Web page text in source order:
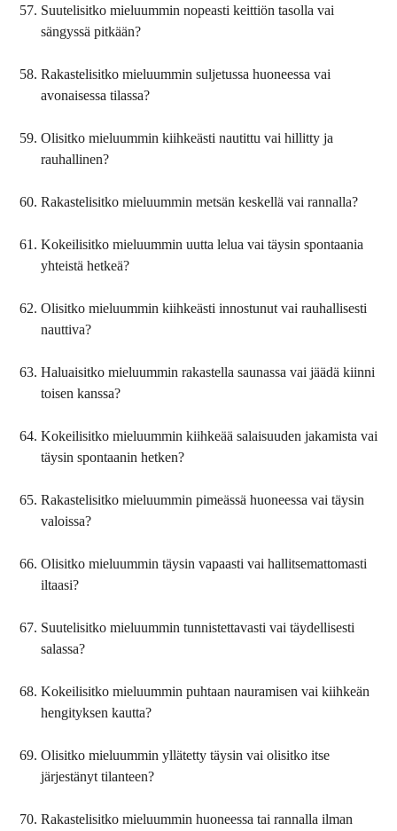
Suutelisitko mieluummin nopeasti keittiön tasolla vai
sängyssä pitkään?
Rakastelisitko mieluummin suljetussa huoneessa vai
avonaisessa tilassa?
Olisitko mieluummin kiihkeästi nautittu vai hillitty ja
rauhallinen?
Rakastelisitko mieluummin metsän keskellä vai rannalla?
Kokeilisitko mieluummin uutta lelua vai täysin spontaania
yhteistä hetkeä?
Olisitko mieluummin kiihkeästi innostunut vai rauhallisesti
nauttiva?
Haluaisitko mieluummin rakastella saunassa vai jäädä kiinni
toisen kanssa?
Kokeilisitko mieluummin kiihkeää salaisuuden jakamista vai
täysin spontaanin hetken?
Rakastelisitko mieluummin pimeässä huoneessa vai täysin
valoissa?
Olisitko mieluummin täysin vapaasti vai hallitsemattomasti
iltaasi?
Suutelisitko mieluummin tunnistettavasti vai täydellisesti
salassa?
Kokeilisitko mieluummin puhtaan nauramisen vai kiihkeän
hengityksen kautta?
Olisitko mieluummin yllätetty täysin vai olisitko itse
järjestänyt tilanteen?
Rakastelisitko mieluummin huoneessa tai rannalla ilman